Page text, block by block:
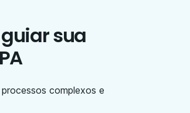
sua
complexos e